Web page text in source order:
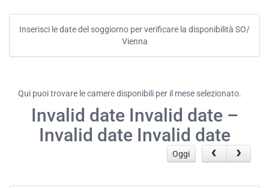
Inserisci le date del soggiorno per verificare la disponibilità SO/
Vienna
Qui puoi trovare le camere disponibili per il mese selezionato.
Invalid date Invalid date –
Invalid date Invalid date
Oggi